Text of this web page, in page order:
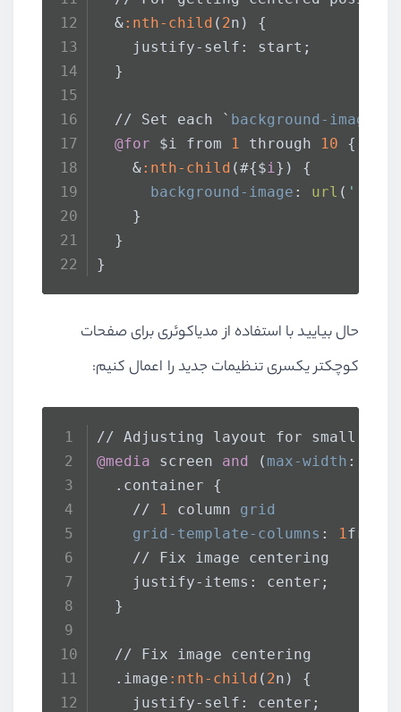
  &
:nth-child ( 2n) {
    justify-self: start;
  }
  // Set each `
background-image
@for $i from 1 through 10 {
    &
:nth-child (#{$i}) {
background-image : url ( '../
    }
  }
}
حال بیایید با استفاده از مدیاکوئری برای صفحات
کوچکتر یکسری تنظیمات جدید را اعمال کنیم:
// Adjusting layout for small
@media screen and ( max-width :
.container {
    //
1 column grid
grid-template-columns : 1fr;
    // Fix image centering
    justify-items: center;
  }
  // Fix image centering
.image :nth-child ( 2n) {
    justify-self: center;